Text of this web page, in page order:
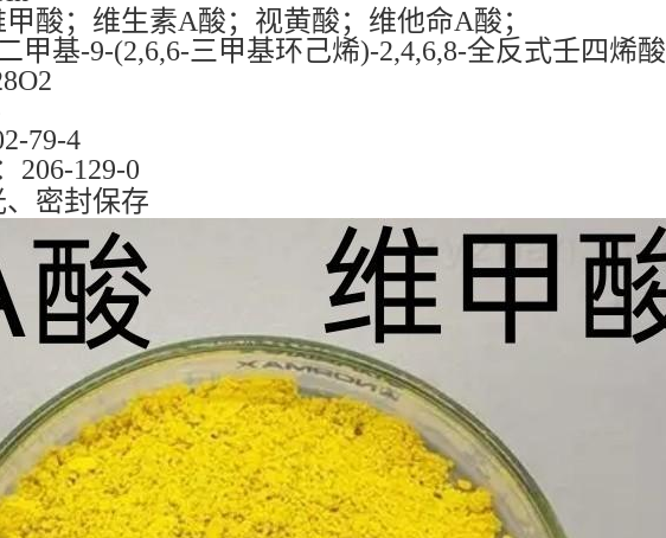
酸；维生素A酸；视黄酸；维他命A酸；
甲基-9-(2,6,6-三甲基环己烯)-2,4,6,8-全反式壬四烯酸
O2
79-4
206-129-0
密封保存